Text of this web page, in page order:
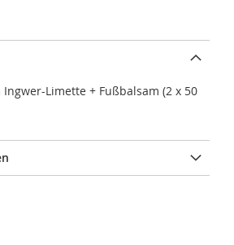
Ingwer-Limette + Fußbalsam (2 x 50